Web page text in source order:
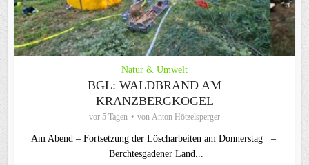
Natur & Umwelt
BGL: WALDBRAND AM
KRANZBERGKOGEL
vor 5 Tagen von Anton Hötzelsperger
Am Abend – Fortsetzung der Löscharbeiten am Donnerstag –
Berchtesgadener Land...